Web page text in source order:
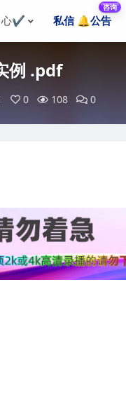
心✔️ 私信 🔔公告
咨询
例 .pdf
0 108 0